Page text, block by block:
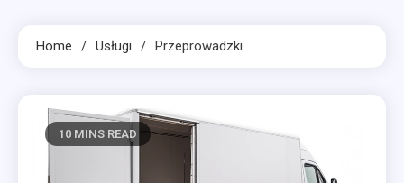
Home Usługi Przeprowadzki
10 MINS READ